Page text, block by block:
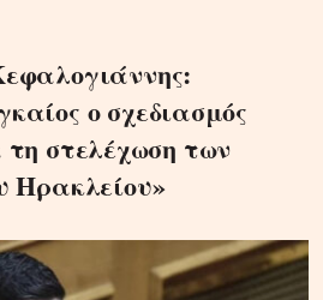
ο σχεδιασμός
στελέχωση των
Ηρακλείου»